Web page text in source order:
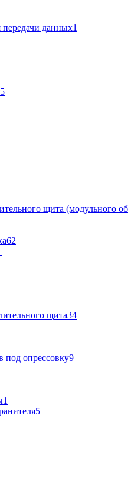
передачи данных1
5
щита (модульного
62
щита34
под опрессовку9
1
5